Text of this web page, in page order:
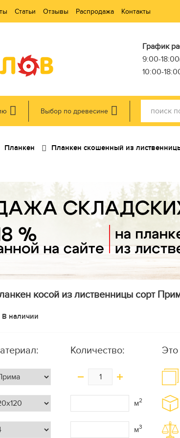
Статьи Отзывы Распродажа Контакты
График
9:00-
10:00-
Выбор по древесине
Планкен Планкен скошенный из
косой из лиственницы сорт
В наличии
Количество:
м2
м3
Это